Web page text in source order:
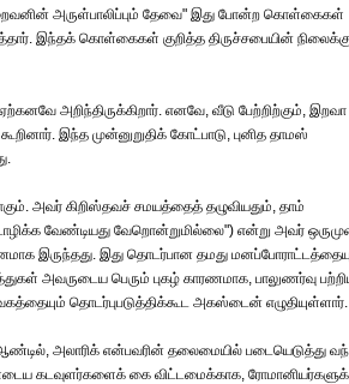
அருள்பாலிப்பும் தேவை" இது போன்ற கொள்கைகள்
இந்தக் கொள்கைகள் குறித்த திருச்சபையின்
அறிந்திருக்கிறார். எனவே, வீடு பேற்றிற்கும், இறவா
இந்த முன்னுறுதிக் கோட்பாடு, புனித தாமஸ்
அவர் கிறிஸ்தவச் சமயத்தைத் தழுவியதும், தாம்
வேண்டியது வேறொன்றுமில்லை") என்று அவர்
இருந்தது. இது தொடர்பான தமது
அவருடைய பெரும் புகழ் காரணமாக, பாலுணர்வு
தொடர்புபடுத்திக்கூட அகஸ்டைன் எழுதியுள்ளார்.
அலாரிக் என்பவரின் தலைமையில் படையெடுத்து
கடவுளர்களைக் கை விட்டமைக்காக,